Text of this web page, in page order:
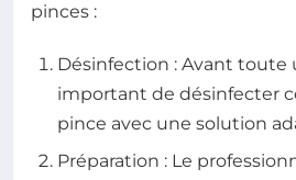
pinces :
Désinfection : Avant toute
important de désinfecter
pince avec une solution
Préparation : Le